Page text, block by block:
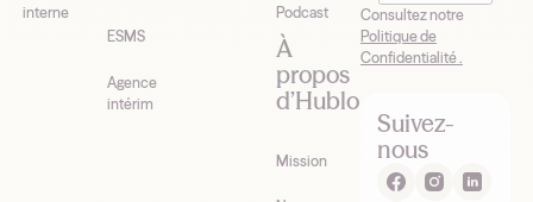
interne
ESMS
Agence
intérim
Podcast
À
propos
d’Hublo
Mission
Consultez notre
Politique de
Confidentialité .
Suivez-
nous